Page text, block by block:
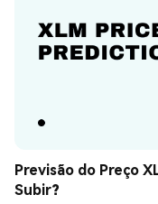
Previsão do Preço
Subir?